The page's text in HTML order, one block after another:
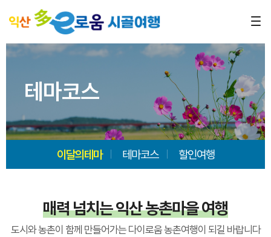
테마코스
이달의테마 테마코스 할인여행
매력 넘치는 익산 농촌마을 여행
도시와 농촌이 함께 만들어가는 다이로움 농촌여행이 되길 바랍니다